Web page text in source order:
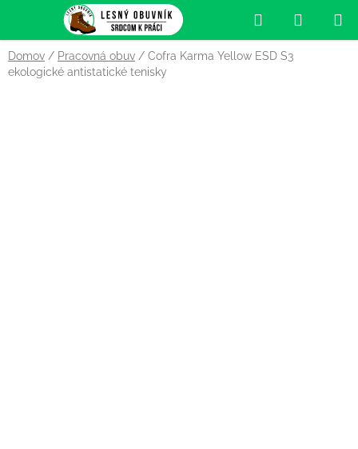
obsah
Hľadať
KOŠÍK
Domov / Pracovná obuv / Cofra Karma Yellow ESD S3
ekologické antistatické tenisky